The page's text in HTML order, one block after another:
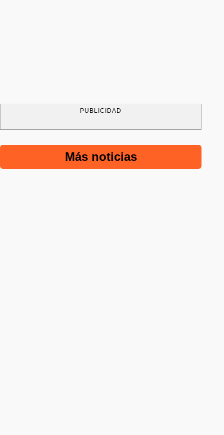
PUBLICIDAD
Más noticias